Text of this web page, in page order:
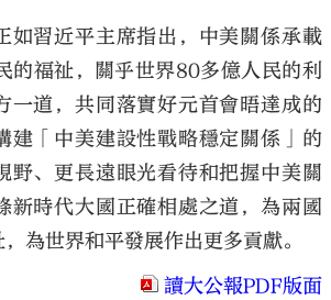
如習近平主席指出，中美關係承載
的福祉，關乎世界80多億人民的利
一道，共同落實好元首會晤達成的
建「中美建設性戰略穩定關係」的
野、更長遠眼光看待和把握中美關
新時代大國正確相處之道，為兩國
為世界和平發展作出更多貢獻。
讀大公報PDF版面